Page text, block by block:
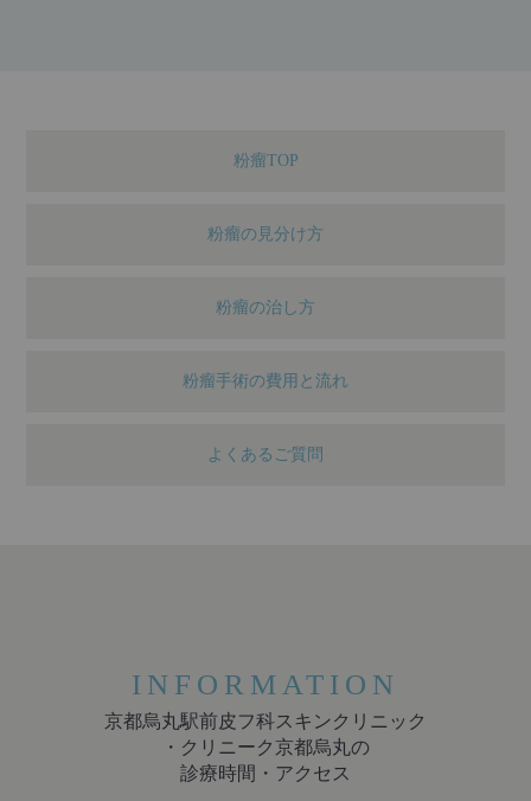
粉瘤TOP
粉瘤の見分け方
粉瘤の治し方
粉瘤手術の費用と流れ
よくあるご質問
INFORMATION
京都烏丸駅前皮フ科スキンクリニック
・クリニーク京都烏丸の
診療時間・アクセス